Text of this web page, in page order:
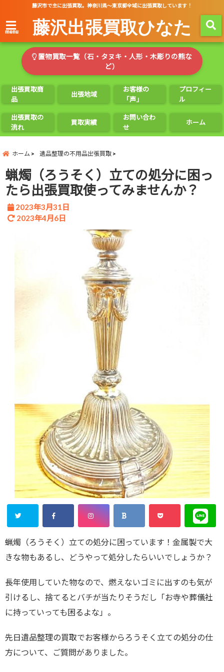
藤沢市で主に出張買取。神奈川県～東京都全域に出張買取しています！
menu 藤沢出張買取ひなた
置物買取一覧（石・タヌキ・人形・木彫りの熊な
ど）
出張買取商
品
出張地域
お客様の
「声」
プロフィー
ル
出張買取の
流れ
買取実績
お問い合わ
せ
ホーム
ホーム 遺品整理の不用品出張買取
蝋燭（ろうそく）立ての処分に困っ
たら出張買取使ってみませんか？
2023年3月31日
2023年4月6日
蝋燭（ろうそく）立ての処分に困っています！金属製で大
きな物もあるし、どうやって処分したらいいでしょうか？
長年使用していた物なので、燃えないゴミに出すのも気が
引けるし、捨てるとバチが当たりそうだし「お寺や葬儀社
に持っていっても困るよな」。
先日遺品整理の買取でお客様からろうそく立ての処分の仕
方について、ご質問がありました。